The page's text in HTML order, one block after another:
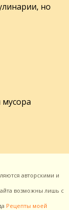
но
авторскими и
возможны лишь с
Рецепты моей